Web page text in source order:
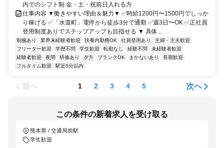
内でのシフト制 金・土・祝前日入れる方
仕事内容 ▼働きやすい理由＆魅力▼ ✅時給1200円〜1500円でしっか
り稼げる ✅「水道町」電停から徒歩3分で通勤 ✅週3日〜OK ✅正社員
登用制度ありでステップアップも目指せる ▼ 具体...
制服あり 業界未経験者歓迎 扶養内勤務OK 社員登用あり
主婦・主夫歓迎
フリーター歓迎
学歴不問 学生歓迎 転勤なし 経験不問
未経験者歓迎
経験者歓迎
夜間 研修あり 夕方 ブランクOK まかないあり
長期歓迎
フルタイム歓迎
駅近5分以内
前へ 1 2 3 4 5 次へ
この条件の新着求人を受け取る
熊本県 / 交通局前駅
学生歓迎